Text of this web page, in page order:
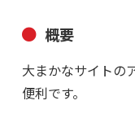
概要
大まかなサイトの
便利です。